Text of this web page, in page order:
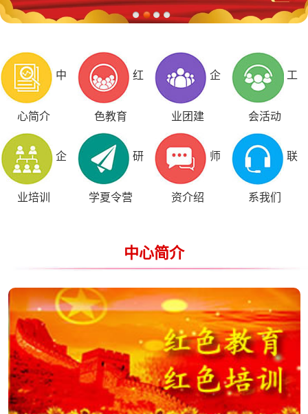
中
心简介
红
色教育
企
业团建
工
会活动
企
业培训
研
学夏令营
师
资介绍
联
系我们
中心简介